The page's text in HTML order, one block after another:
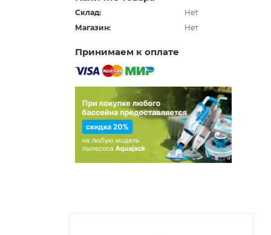
Склад:
Нет
Магазин:
Нет
Принимаем к оплате